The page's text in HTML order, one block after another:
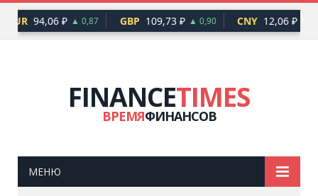
EUR 94,06 ₽ ▲ 0,87 GBP 109,73 ₽ ▲ 0,90 CNY 12,06 ₽ ▲
FINANCETIMES
ВРЕМЯФИНАНСОВ
МЕНЮ